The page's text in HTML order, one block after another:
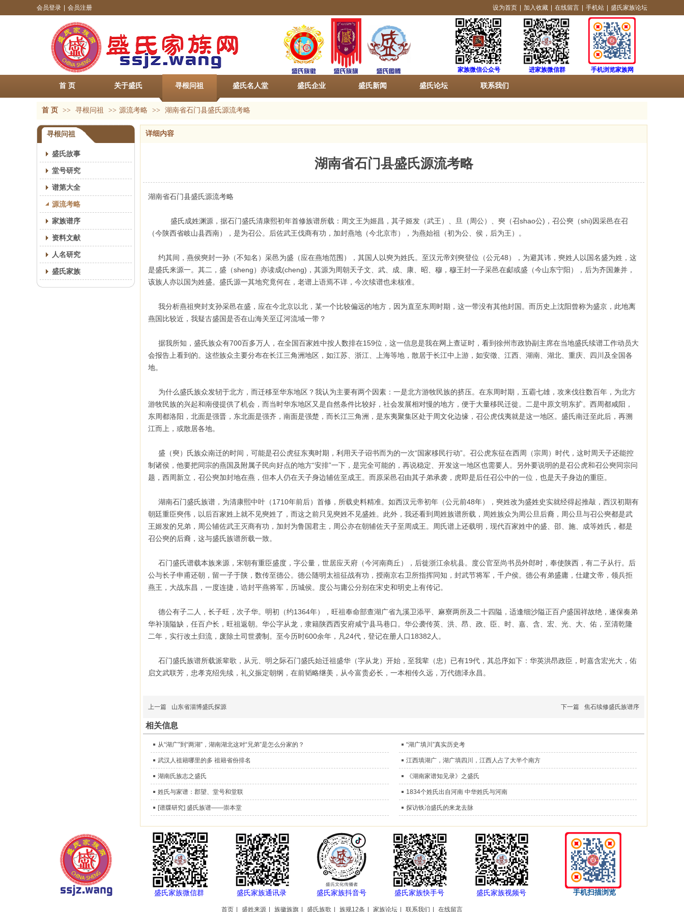
家族微信公众号 手机浏览家族网
进家族微信群
会员登录 会员注册 设为首页 加入收藏 在线留言 手机站 盛氏家族论坛
首 页 关于盛氏 寻根问祖 盛氏名人堂 盛氏企业 盛氏新闻 盛氏论坛 联系我们
首 页 >> 寻根问祖 >> 源流考略 >> 湖南省石门县盛氏源流考略
寻根问祖
盛氏故事
堂号研究
谱第大全
源流考略
家族谱序
资料文献
人名研究
盛氏家族
详细内容
湖南省石门县盛氏源流考略
湖南省石门县盛氏源流考略
盛氏成姓渊源，据石门盛氏清康熙初年首修族谱所载：周文王为姬昌，其子姬发（武王）、旦（周公）、奭（召shao公)，召公奭（shi)因采邑在召
（今陕西省岐山县西南），是为召公。后佐武王伐商有功，加封燕地（今北京市），为燕始祖（初为公、侯，后为王）。
约其间，燕侯奭封一孙（不知名）采邑为盛（应在燕地范围），其国人以奭为姓氏。至汉元帝刘奭登位（公元48），为避其讳，奭姓人以国名盛为姓，这
是盛氏来源一。其二，盛（sheng）亦读成(cheng)，其源为周朝天子文、武、成、康、昭、穆，穆王封一子采邑在郕或盛（今山东宁阳），后为齐国兼并，
该族人亦以国为姓盛。盛氏源一其地究竟何在，老谱上语焉不详，今次续谱也未核准。
我分析燕祖奭封支孙采邑在盛，应在今北京以北，某一个比较偏远的地方，因为直至东周时期，这一带没有其他封国。而历史上沈阳曾称为盛京，此地离
燕国比较近，我疑古盛国是否在山海关至辽河流域一带？
据我所知，盛氏族众有700百多万人，在全国百家姓中按人数排在159位，这一信息是我在网上查证时，看到徐州市政协副主席在当地盛氏续谱工作动员大
会报告上看到的。这些族众主要分布在长江三角洲地区，如江苏、浙江、上海等地，散居于长江中上游，如安徵、江西、湖南、湖北、重庆、四川及全国各
地。
为什么盛氏族众发轫于北方，而迁移至华东地区？我认为主要有两个因素：一是北方游牧民族的挤压。在东周时期，五霸七雄，攻来伐往数百年，为北方
游牧民族的兴起和南侵提供了机会，而当时华东地区又是自然条件比较好，社会发展相对慢的地方，便于大量移民迁徙。二是中原文明东扩。西周都咸阳，
东周都洛阳，北面是强晋，东北面是强齐，南面是强楚，而长江三角洲，是东夷聚集区处于周文化边缘，召公虎伐夷就是这一地区。盛氏南迁至此后，再溯
江而上，或散居各地。
盛（奭）氏族众南迁的时间，可能是召公虎征东夷时期，利用天子诏书而为的一次“国家移民行动”。召公虎东征在西周（宗周）时代，这时周天子还能控
制诸侯，他要把同宗的燕国及附属子民向好点的地方“安排”一下，是完全可能的，再说稳定、开发这一地区也需要人。另外要说明的是召公虎和召公奭同宗问
题，西周新立，召公奭加封地在燕，但本人仍在天子身边辅佐至成王。而原采邑召由其子弟承袭，虎即是后任召公中的一位，也是天子身边的重臣。
湖南石门盛氏族谱，为清康熙中叶（1710年前后）首修，所载史料精准。如西汉元帝初年（公元前48年），奭姓改为盛姓史实就经得起推敲，西汉初期有
朝廷重臣奭伟，以后百家姓上就不见奭姓了，而这之前只见奭姓不见盛姓。此外，我还看到周姓族谱所载，周姓族众为周公旦后裔，周公旦与召公奭都是武
王姬发的兄弟，周公辅佐武王灭商有功，加封为鲁国君主，周公亦在朝辅佐天子至周成王。周氏谱上还载明，现代百家姓中的盛、邵、施、成等姓氏，都是
召公奭的后裔，这与盛氏族谱所载一致。
石门盛氏谱载本族来源，宋朝有重臣盛度，字公量，世居应天府（今河南商丘），后徙浙江余杭县。度公官至尚书员外郎时，奉使陕西，有二子从行。后
公与长子申甫还朝，留一子于陕，数传至德公。德公随明太祖征战有功，授南京右卫所指挥同知，封武节将军，千户侯。德公有弟盛庸，仕建文帝，领兵拒
燕王，大战东昌，一度连捷，诰封平燕将军，历城侯。度公与庸公分别在宋史和明史上有传记。
德公有子二人，长子旺，次子华。明初（约1364年），旺祖奉命部查湖广省九溪卫添平、麻寮两所及二十四隘，适逢细沙隘正百户盛国祥故绝，遂保奏弟
华补顶隘缺，任百户长，旺祖返朝。华公字从龙，隶籍陕西西安府咸宁县马巷口。华公袭传英、洪、昂、政、臣、时、嘉、含、宏、光、大、佑，至清乾隆
二年，实行改土归流，废除土司世袭制。至今历时600余年，凡24代，登记在册人口18382人。
石门盛氏族谱所载派辈歌，从元、明之际石门盛氏始迁祖盛华（字从龙）开始，至我辈（忠）已有19代，其总序如下：华英洪昂政臣，时嘉含宏光大，佑
启文武联芳，忠孝克绍先续，礼义振定朝纲，在前韬略继美，从今富贵必长，一本相传久远，万代德泽永昌。
上一篇 山东省淄博盛氏探源 下一篇 焦石续修盛氏族谱序
相关信息
从“湖广”到“两湖”，湖南湖北这对“兄弟”是怎么分家的？ “湖广填川”真实历史考
武汉人祖籍哪里的多 祖籍省份排名 江西填湖广，湖广填四川，江西人占了大半个南方
湖南氏族志之盛氏 《湖南家谱知见录》之盛氏
姓氏与家谱：郡望、堂号和堂联 1834个姓氏出自河南 中华姓氏与河南
[谱牒研究] 盛氏族谱——崇本堂 探访铁冶盛氏的来龙去脉
盛氏家族微信群 盛氏家族通讯录 盛氏家族抖音号 盛氏家族快手号 盛 氏家族视频号 手机扫描浏览
首页 盛姓来源 族徽族旗 盛氏族歌 族规12条 家族论坛 联系我们 在线留言